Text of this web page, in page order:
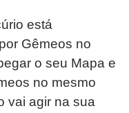
está
Gêmeos no
o seu Mapa e
no mesmo
vai agir na sua